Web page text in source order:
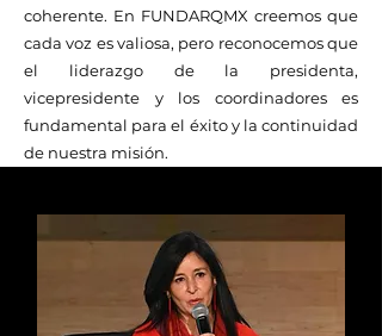
coherente. En FUNDARQMX creemos que
cada voz es valiosa, pero reconocemos que
el liderazgo de la presidenta,
vicepresidente y los coordinadores es
fundamental para el éxito y la continuidad
de nuestra misión.